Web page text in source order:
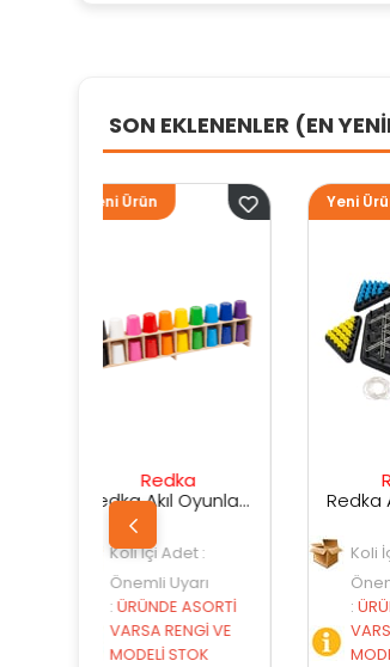
SON EKLENENLER (EN
Koli İçi Adet :
Önemli Uyarı
:ÜRÜNDE ASORTİ
VARSA RENGİ VE
MODELİ STOK
Yeni Ürün